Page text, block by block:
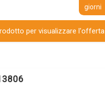
giorni
per visualizzare l'offerta